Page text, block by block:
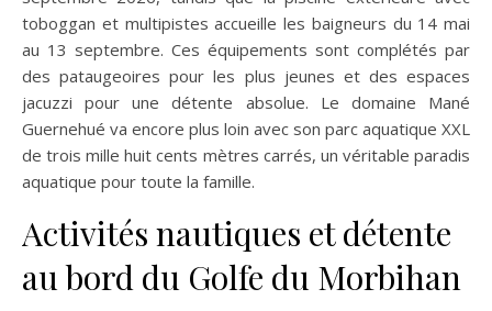
toboggan et multipistes accueille les baigneurs du 14 mai
au 13 septembre. Ces équipements sont complétés par
des pataugeoires pour les plus jeunes et des espaces
jacuzzi pour une détente absolue. Le domaine Mané
Guernehué va encore plus loin avec son parc aquatique XXL
de trois mille huit cents mètres carrés, un véritable paradis
aquatique pour toute la famille.
Activités nautiques et détente
au bord du Golfe du Morbihan